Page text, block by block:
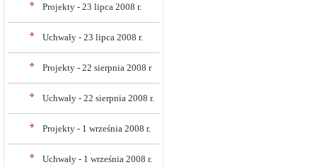
Projekty - 23 lipca 2008 r.
Uchwały - 23 lipca 2008 r.
Projekty - 22 sierpnia 2008 r
Uchwały - 22 sierpnia 2008 r.
Projekty - 1 września 2008 r.
Uchwały - 1 września 2008 r.